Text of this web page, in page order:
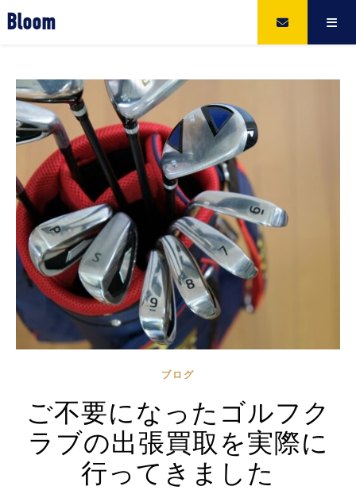
Bloom
ブログ
ご不要になったゴルフク
ラブの出張買取を実際に
行ってきました